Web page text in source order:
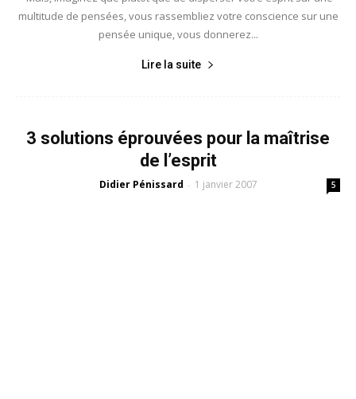
multitude de pensées, vous rassembliez votre conscience sur une
pensée unique, vous donnerez...
Lire la suite
3 solutions éprouvées pour la maîtrise
de l’esprit
Didier Pénissard - 1 janvier 2007 5